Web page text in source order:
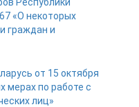
«О некоторых
граждан и
от 15 октября
мерах по работе с
лиц»